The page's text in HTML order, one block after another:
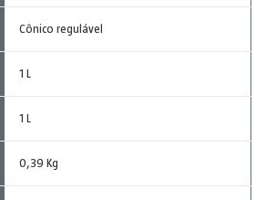
Cônico regulável
1 L
1 L
0,39 Kg